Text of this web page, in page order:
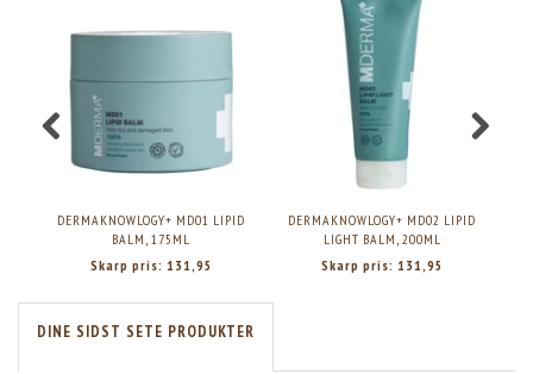
DERMAKNOWLOGY+ MD01 LIPID
BALM, 175ML
Skarp pris: 131,95
DERMAKNOWLOGY+ MD02 LIPID
LIGHT BALM, 200ML
Skarp pris: 131,95
DINE SIDST SETE PRODUKTER